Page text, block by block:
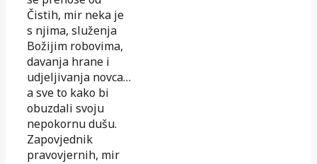
Čistih, mir neka je
s njima, služenja
Božijim robovima,
davanja hrane i
udjeljivanja novca…
a sve to kako bi
obuzdali svoju
nepokornu dušu.
Zapovjednik
pravovjernih, mir